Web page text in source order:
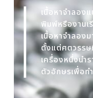
เนื้อหาจำลอง
พิมพ์หรืองานเ
เนื้อหาจำลอง
ตั้งแต่ศตวรรษ
เครื่องหนึ่งนำ
ตัวอักษรเพื่อท